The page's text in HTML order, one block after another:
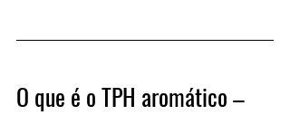
O que é o TPH aromático –